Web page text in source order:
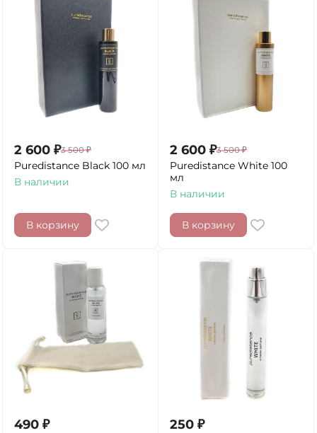
2 600 ₽3 500 ₽
Puredistance Black 100 мл
В наличии
В корзину
2 600 ₽3 500 ₽
Puredistance White 100
мл
В наличии
В корзину
490 ₽ 250 ₽